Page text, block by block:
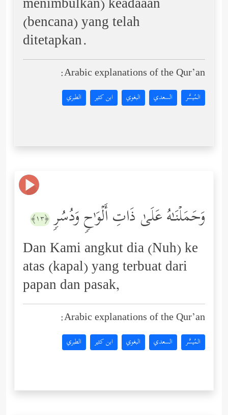
menimbulkan) keadaaan
(bencana) yang telah
ditetapkan.
Arabic explanations of the Qur’an:
المُيسَّر السعدي البغوي ابن كثير الطبري
وَحَمَلۡنَـٰهُ عَلَىٰ ذَاتِ أَلۡوَ ٰ⁠حࣲ وَدُسُرࣲ ﴿١٣﴾
Dan Kami angkut dia (Nuh) ke
atas (kapal) yang terbuat dari
papan dan pasak,
Arabic explanations of the Qur’an:
المُيسَّر السعدي البغوي ابن كثير الطبري